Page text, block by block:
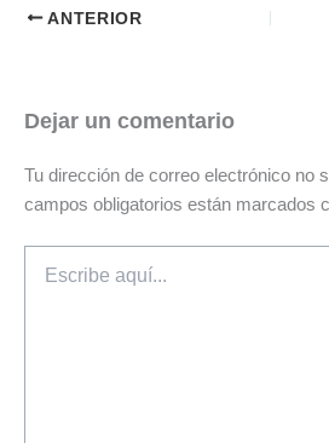
ANTERIOR
Dejar un comentario
Tu dirección de correo electrónico no
campos obligatorios están marcados
aquí...